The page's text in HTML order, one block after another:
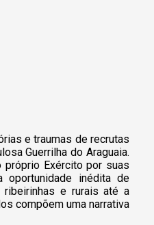
e traumas de recrutas
Guerrilha do Araguaia.
próprio Exército por suas
oportunidade inédita de
ribeirinhas e rurais até a
compõem uma narrativa